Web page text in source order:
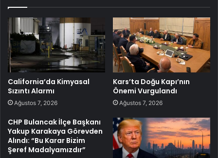
California’da Kimyasal
Sızıntı Alarmı
Ağustos 7, 2026
Kars’ta Doğu Kapı’nın
Önemi Vurgulandı
Ağustos 7, 2026
CHP Bulancak İlçe Başkanı
Yakup Karakaya Görevden
Alındı: “Bu Karar Bizim
Şeref Madalyamızdır”